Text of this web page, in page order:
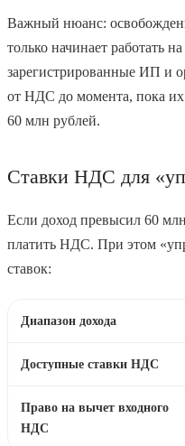
Важный нюанс:
только начинает работать
зарегистрированные ИП и
от НДС до момента, пока их
60 млн рублей.
Ставки НДС для
Если доход превысил 60
платить НДС. При этом
ставок: